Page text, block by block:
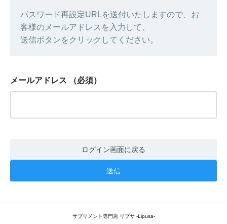
パスワード再設定URLを送付いたしますので、お
客様のメールアドレスを入力して、
送信ボタンをクリックしてください。
メールアドレス （必須）
ログイン画面に戻る
サプリメント専門店 リプサ -Lipusa-